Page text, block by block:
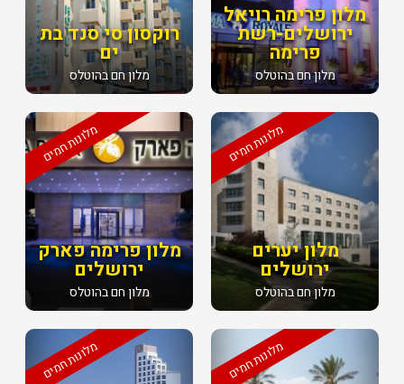
רוקסון סי סנד בת
ים
מלון חם בהוטלס
מלון פרימה רויאל
ירושלים-רשת
פרימה
מלון חם בהוטלס
מלונות חמים
מלון פרימה פארק
ירושלים
מלון חם בהוטלס
מלונות חמים
מלון יערים
ירושלים
מלון חם בהוטלס
מלונות חמים מלונות חמים